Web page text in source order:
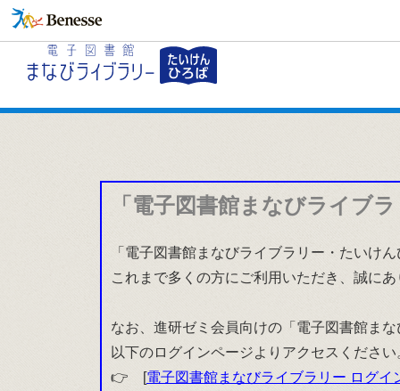
「電子図書館まなびライブ
「電子図書館まなびライブラリー・たいけ
これまで多くの方にご利用いただき、誠に
なお、進研ゼミ会員向けの「電子図書館ま
以下のログインページよりアクセスください
👉 [電子図書館まなびライブラリー ログイ